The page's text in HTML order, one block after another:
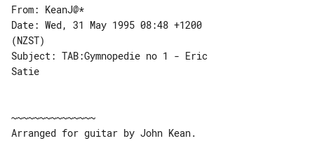
From: KeanJ@*
Date: Wed, 31 May 1995 08:48 +1200
(NZST)
Subject: TAB:Gymnopedie no 1 - Eric
Satie
~~~~~~~~~~~~~~~
Arranged for guitar by John Kean.